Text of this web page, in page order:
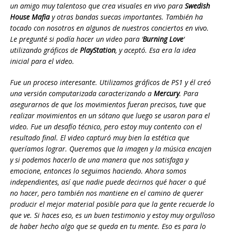
un amigo muy talentoso que crea visuales en vivo para Swedish
House Mafiay otras bandas suecas importantes. También ha
tocado con nosotros en algunos de nuestros conciertos en vivo.
Le pregunté si podía hacer un video para ‘Burning Love‘
utilizando gráficos de PlayStation, y aceptó. Esa era la idea
inicial para el video.
Fue un proceso interesante. Utilizamos gráficos de PS1 y él creó
una versión computarizada caracterizando a Mercury. Para
asegurarnos de que los movimientos fueran precisos, tuve que
realizar movimientos en un sótano que luego se usaron para el
video. Fue un desafío técnico, pero estoy muy contento con el
resultado final. El video capturó muy bien la estética que
queríamos lograr. Queremos que la imagen y la música encajen
y si podemos hacerlo de una manera que nos satisfaga y
emocione, entonces lo seguimos haciendo. Ahora somos
independientes, así que nadie puede decirnos qué hacer o qué
no hacer, pero también nos mantiene en el camino de querer
producir el mejor material posible para que la gente recuerde lo
que ve. Si haces eso, es un buen testimonio y estoy muy orgulloso
de haber hecho algo que se queda en tu mente. Eso es para lo